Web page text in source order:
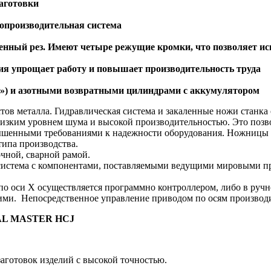
система
рез. Имеют четыре режущие кромки, что позволяет
упрощает работу и повышает производительность труда
и азотными возвратными цилиндрами с аккумулятором
металла. Гидравлическая система и закаленные ножи
уровнем шума и высокой производительностью. Это
требованиями к надежности оборудования. Ножницы
производства.
сварной рамой.
с компонентами, поставляемыми ведущими мировыми
X осуществляется программно контроллером, либо в
Непосредственное управление приводом по осям
HCJ
изделий с высокой точностью.